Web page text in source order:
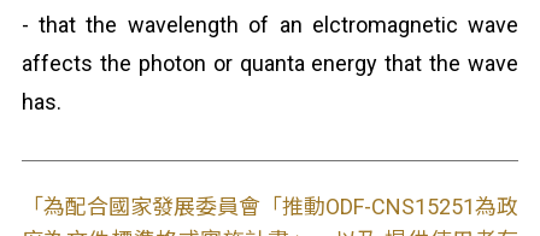
- that the wavelength of an elctromagnetic wave
affects the photon or quanta energy that the wave
has.
「為配合國家發展委員會「推動ODF-CNS15251為政